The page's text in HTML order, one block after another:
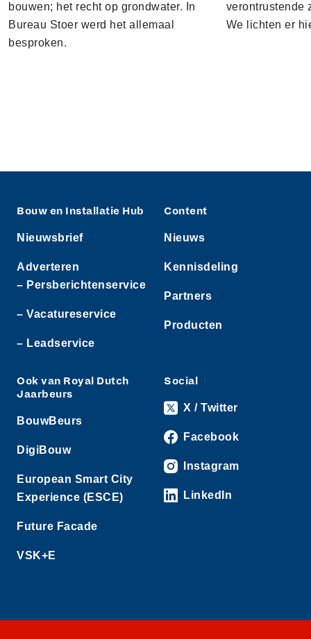
bouwen; het recht op grondwater. In
Bureau Stoer werd het allemaal
besproken.
verontrustende
We lichten er
Bouw en Installatie Hub
Nieuwsbrief
Adverteren
– Persberichtenservice
– Vacatureservice
– Leadservice
Content
Nieuws
Kennisdeling
Partners
Producten
Ook van Royal Dutch
Jaarbeurs
BouwBeurs
DigiBouw
European Smart City
Experience (ESCE)
Future Facade
VSK+E
Social
X / Twitter
Facebook
Instagram
LinkedIn